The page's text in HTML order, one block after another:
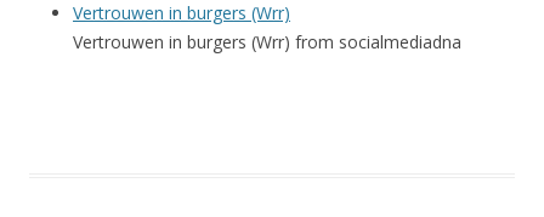
Vertrouwen in burgers (Wrr)
Vertrouwen in burgers (Wrr) from socialmediadna